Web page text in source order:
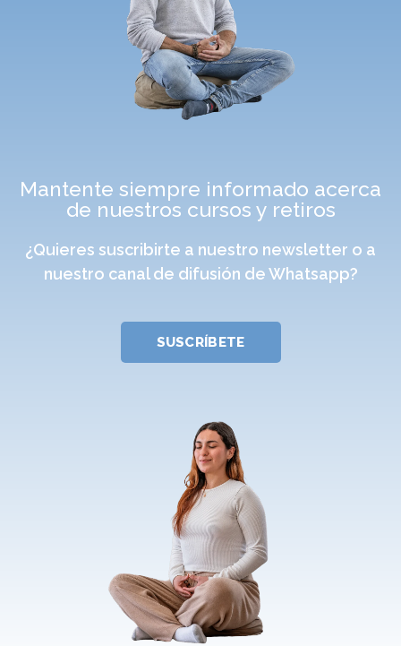
Mantente siempre informado acerca
de nuestros cursos y retiros
¿Quieres suscribirte a nuestro newsletter o a
nuestro canal de difusión de Whatsapp?
SUSCRÍBETE